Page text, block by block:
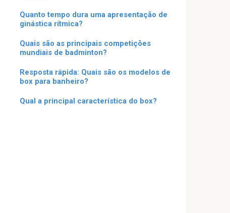
Quanto tempo dura uma apresentação de
ginástica rítmica?
Quais são as principais competições
mundiais de badminton?
Resposta rápida: Quais são os modelos de
box para banheiro?
Qual a principal característica do box?